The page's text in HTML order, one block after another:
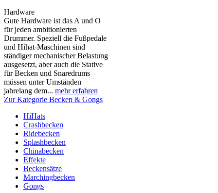
Hardware
Gute Hardware ist das A und O
für jeden ambitionierten
Drummer. Speziell die Fußpedale
und Hihat-Maschinen sind
ständiger mechanischer Belastung
ausgesetzt, aber auch die Stative
für Becken und Snaredrums
müssen unter Umständen
jahrelang dem... mehr erfahren
Zur Kategorie Becken & Gongs
HiHats
Crashbecken
Ridebecken
Splashbecken
Chinabecken
Effekte
Beckensätze
Marchingbecken
Gongs